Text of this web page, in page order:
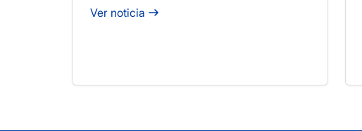
Ver noticia